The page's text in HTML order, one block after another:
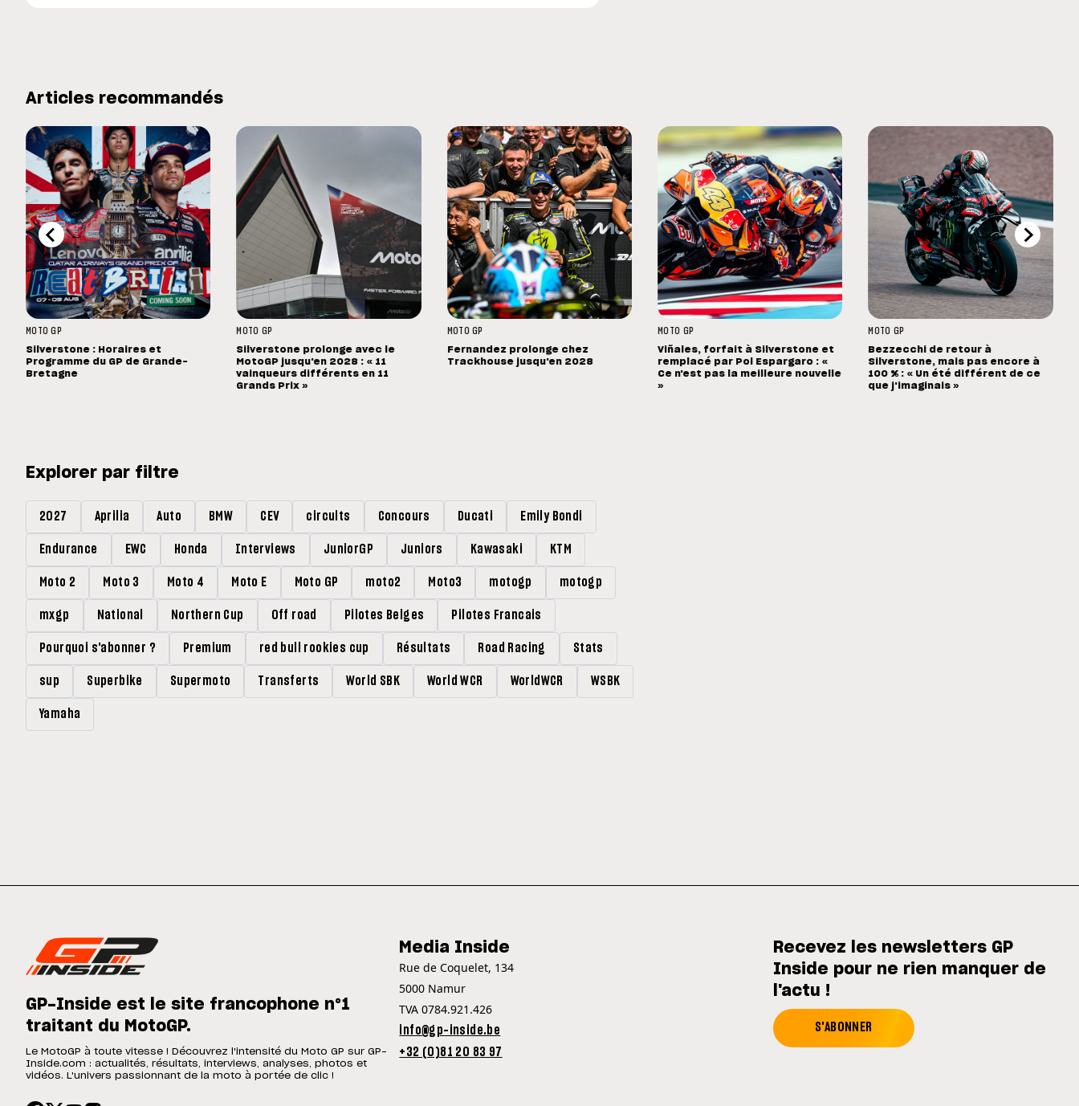
Articles recommandés
MOTO GP
Silverstone : Horaires et
Programme du GP de Grande-
Bretagne
MOTO GP
Silverstone prolonge avec le
MotoGP jusqu'en 2028 : « 11
vainqueurs différents en 11
Grands Prix »
MOTO GP
Fernandez prolonge chez
Trackhouse jusqu'en 2028
MOTO GP
Viñales, forfait à Silverstone et
remplacé par Pol Espargaro : «
Ce n'est pas la meilleure nouvelle
»
MOTO GP
Bezzecchi de retour à
Silverstone, mais pas encore à
100 % : « Un été différent de ce
que j'imaginais »
Explorer par filtre
2027 Aprilia Auto BMW CEV circuits Concours Ducati Emily Bondi
Endurance EWC Honda Interviews JuniorGP Juniors Kawasaki KTM
Moto 2 Moto 3 Moto 4 Moto E Moto GP moto2 Moto3 motogp motogp
mxgp National Northern Cup Off road Pilotes Belges Pilotes Francais
Pourquoi s'abonner ? Premium red bull rookies cup Résultats Road Racing Stats
sup Superbike Supermoto Transferts World SBK World WCR WorldWCR WSBK
Yamaha
GP-Inside est le site francophone n°1
traitant du MotoGP.
Le MotoGP à toute vitesse ! Découvrez l'intensité du Moto GP sur GP-
Inside.com : actualités, résultats, interviews, analyses, photos et
vidéos. L'univers passionnant de la moto à portée de clic !
Media Inside
Rue de Coquelet, 134
5000 Namur
TVA 0784.921.426
info@gp-inside.be
+32 (0)81 20 83 97
Recevez les newsletters GP
Inside pour ne rien manquer de
l'actu !
S'ABONNER